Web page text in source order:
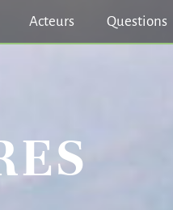
Acteurs Questions